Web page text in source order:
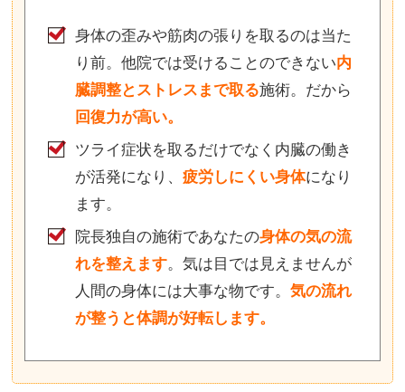
身体の歪みや筋肉の張りを取るのは当た
り前。他院では受けることのできない内
臓調整とストレスまで取る施術。だから
回復力が高い。
ツライ症状を取るだけでなく内臓の働き
が活発になり、疲労しにくい身体になり
ます。
院長独自の施術であなたの身体の気の流
れを整えます。気は目では見えませんが
人間の身体には大事な物です。気の流れ
が整うと体調が好転します。